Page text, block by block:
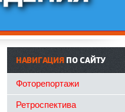
НАВИГАЦИЯПО САЙТУ
Фоторепортажи
Ретроспектива